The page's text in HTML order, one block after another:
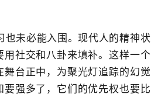
未必能入围。现代人的精神状
社交和八卦来填补。这样一个
台正中，为聚光灯追踪的幻觉
强多了，它们的优先权也要比